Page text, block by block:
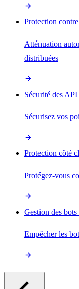
Protection
Atténuation
distribuées
Sécurité des API
Sécurisez vos
Protection côté
Protégez-vous
Gestion des bots
Empêcher les